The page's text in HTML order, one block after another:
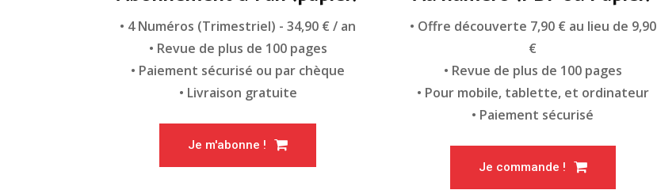
• 4 Numéros (Trimestriel) - 34,90 € / an
• Revue de plus de 100 pages
• Paiement sécurisé ou par chèque
• Livraison gratuite
Je m'abonne !
• Offre découverte 7,90 € au lieu de 9,90
€
• Revue de plus de 100 pages
• Pour mobile, tablette, et ordinateur
• Paiement sécurisé
Je commande !